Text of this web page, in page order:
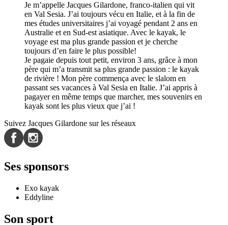
Je m’appelle Jacques Gilardone, franco-italien qui vit
en Val Sesia. J’ai toujours vécu en Italie, et à la fin de
mes études universitaires j’ai voyagé pendant 2 ans en
Australie et en Sud-est asiatique. Avec le kayak, le
voyage est ma plus grande passion et je cherche
toujours d’en faire le plus possible!
Je pagaie depuis tout petit, environ 3 ans, grâce à mon
père qui m’a transmit sa plus grande passion : le kayak
de rivière ! Mon père commença avec le slalom en
passant ses vacances à Val Sesia en Italie. J’ai appris à
pagayer en même temps que marcher, mes souvenirs en
kayak sont les plus vieux que j’ai !
Suivez Jacques Gilardone sur les réseaux
Ses sponsors
Exo kayak
Eddyline
Son sport